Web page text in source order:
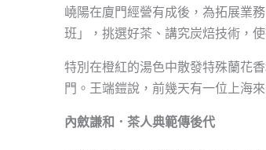
嶢陽在廈門經營有成後，為拓展業
班」，挑選好茶、講究炭焙技術，
特別在橙紅的湯色中散發特殊蘭花
門。王端鎧說，前幾天有一位上海
內斂謙和．茶人典範傳後代